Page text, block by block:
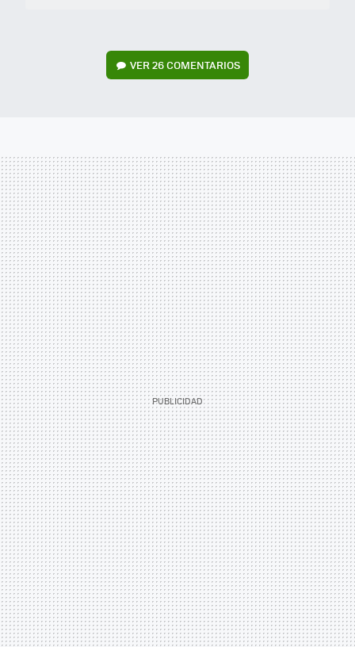
VER26 COMENTARIOS